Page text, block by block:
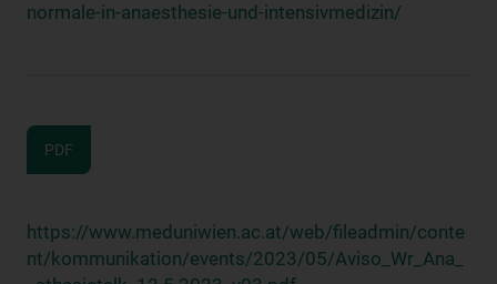
normale-in-anaesthesie-und-intensivmedizin/
PDF
https://www.meduniwien.ac.at/web/fileadmin/conte
nt/kommunikation/events/2023/05/Aviso_Wr_Ana_